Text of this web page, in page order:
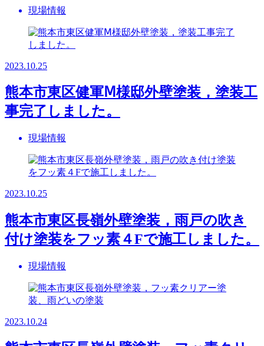
現場情報
2023.10.25
熊本市東区健軍Ⅿ様邸外壁塗装，塗装工
事完了しました。
現場情報
2023.10.25
熊本市東区長嶺外壁塗装，雨戸の吹き
付け塗装をフッ素４Fで施工しました。
現場情報
2023.10.24